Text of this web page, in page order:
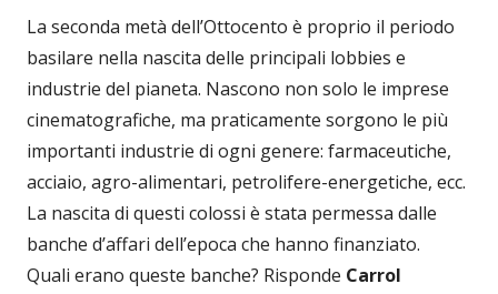
La seconda metà dell’Ottocento è proprio il periodo
basilare nella nascita delle principali lobbies e
industrie del pianeta. Nascono non solo le imprese
cinematografiche, ma praticamente sorgono le più
importanti industrie di ogni genere: farmaceutiche,
acciaio, agro-alimentari, petrolifere-energetiche, ecc.
La nascita di questi colossi è stata permessa dalle
banche d’affari dell’epoca che hanno finanziato.
Quali erano queste banche? Risponde Carrol